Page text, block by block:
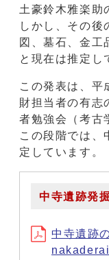
土豪鈴木雅楽助
しかし、その後
図、墓石、金工
と現在は推定し
この発表は、平
財担当者の有志
者勉強会（考古
この段階では、
定しています。
中寺遺跡発
中寺遺跡